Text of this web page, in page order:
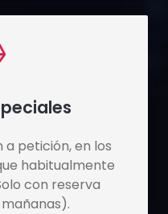
a petición, en los
habitualmente
con reserva